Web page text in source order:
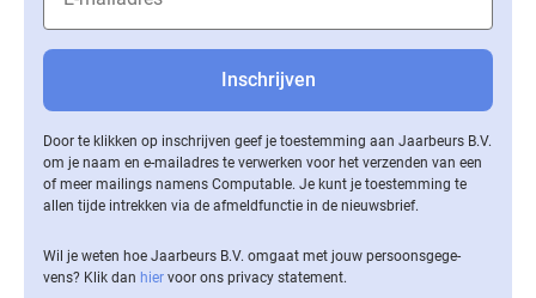
Door te klikken op inschrijven geef je toestemming aan Jaarbeurs B.V.
om je naam en e-mailadres te verwerken voor het verzenden van een
of meer mailings namens Computable. Je kunt je toestemming te
allen tijde intrekken via de af­meld­func­tie in de nieuwsbrief.
Wil je weten hoe Jaarbeurs B.V. omgaat met jouw per­soons­ge­ge­
vens? Klik dan hier voor ons privacy statement.